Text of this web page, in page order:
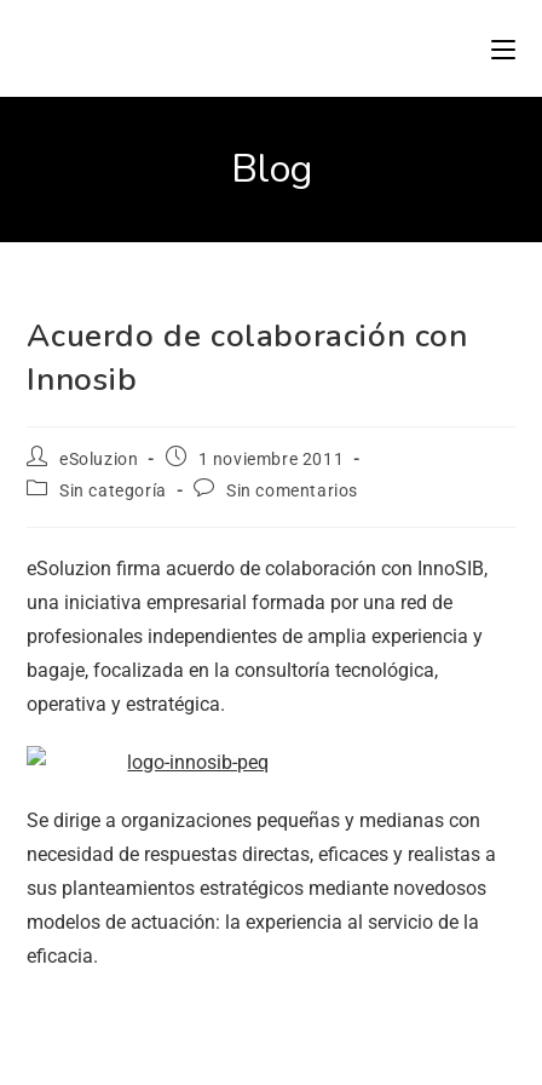
Blog
Acuerdo de colaboración con
Innosib
eSoluzion
1 noviembre 2011
Sin categoría
Sin comentarios
eSoluzion firma acuerdo de colaboración con InnoSIB,
una iniciativa empresarial formada por una red de
profesionales independientes de amplia experiencia y
bagaje, focalizada en la consultoría tecnológica,
operativa y estratégica.
Se dirige a organizaciones pequeñas y medianas con
necesidad de respuestas directas, eficaces y realistas a
sus planteamientos estratégicos mediante novedosos
modelos de actuación: la experiencia al servicio de la
eficacia.